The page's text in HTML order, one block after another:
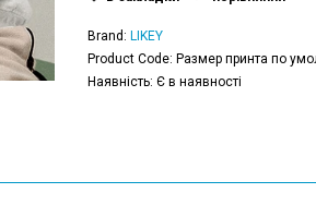
Brand: LIKEY
Product Code: Размер принта по
Наявність: Є в наявності